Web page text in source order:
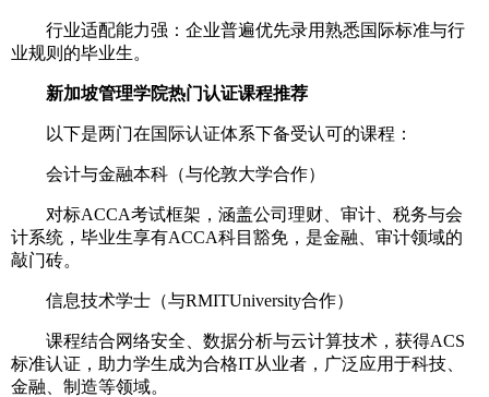
行业适配能力强：企业普遍优先录用熟悉国际标准与行
业规则的毕业生。
新加坡管理学院热门认证课程推荐
以下是两门在国际认证体系下备受认可的课程：
会计与金融本科（与伦敦大学合作）
对标ACCA考试框架，涵盖公司理财、审计、税务与会
计系统，毕业生享有ACCA科目豁免，是金融、审计领域的
敲门砖。
信息技术学士（与RMITUniversity合作）
课程结合网络安全、数据分析与云计算技术，获得ACS
标准认证，助力学生成为合格IT从业者，广泛应用于科技、
金融、制造等领域。